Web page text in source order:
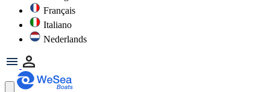
Français
Italiano
Nederlands